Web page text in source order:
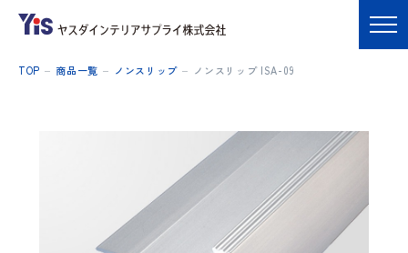
TOP 商品一覧 ノンスリップ ノンスリップ ISA-09